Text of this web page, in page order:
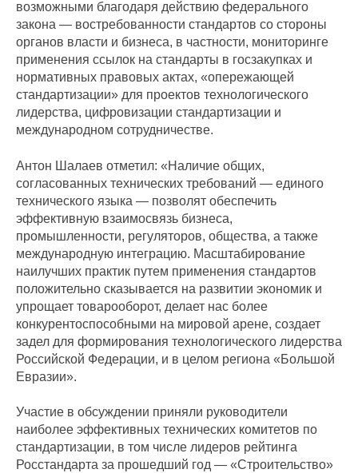
возможными благодаря действию федерального
закона — востребованности стандартов со стороны
органов власти и бизнеса, в частности, мониторинге
применения ссылок на стандарты в госзакупках и
нормативных правовых актах, «опережающей
стандартизации» для проектов технологического
лидерства, цифровизации стандартизации и
международном сотрудничестве.
Антон Шалаев отметил: «Наличие общих,
согласованных технических требований — единого
технического языка — позволят обеспечить
эффективную взаимосвязь бизнеса,
промышленности, регуляторов, общества, а также
международную интеграцию. Масштабирование
наилучших практик путем применения стандартов
положительно сказывается на развитии экономик и
упрощает товарооборот, делает нас более
конкурентоспособными на мировой арене, создает
задел для формирования технологического лидерства
Российской Федерации, и в целом региона «Большой
Евразии».
Участие в обсуждении приняли руководители
наиболее эффективных технических комитетов по
стандартизации, в том числе лидеров рейтинга
Росстандарта за прошедший год — «Строительство»